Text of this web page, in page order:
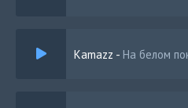
Kamazz - На белом